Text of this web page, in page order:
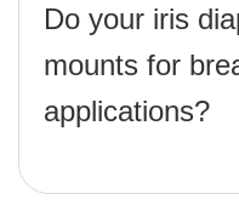
Do your iris
mounts for
applications?